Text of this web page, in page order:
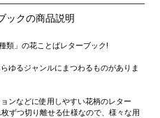
ックの商品説明
類」の花ことばレターブック!
ゆるジャンルにまつわるものがありま
ンなどに使用しやすい花柄のレター
ずつ切り離せる仕様なので、様々な用